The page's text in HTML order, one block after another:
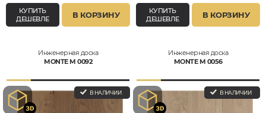
КУПИТЬ
ДЕШЕВЛЕ
В КОРЗИНУ
КУПИТЬ
ДЕШЕВЛЕ
В КОРЗИНУ
Инженерная доска
MONTE M 0092
В НАЛИЧИИ
Инженерная доска
MONTE M 0056
В НАЛИЧИИ